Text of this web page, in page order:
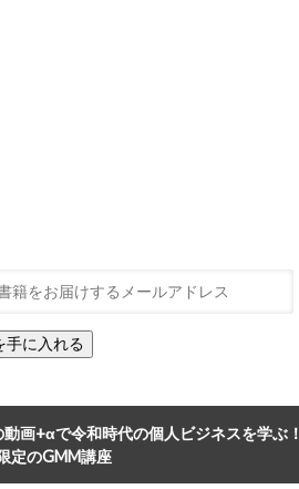
動画+αで令和時代の個人ビジネスを学ぶ！
定のGMM講座